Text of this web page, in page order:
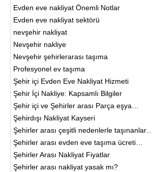
Evden eve nakliyat Önemli Notlar
Evden eve nakliyat sektörü
nevşehir nakliyat
Nevşehir nakliye
Nevşehir şehirlerarası taşıma
Profesyonel ev taşıma
Şehir içi Evden Eve Nakliyat Hizmeti
Şehir İçi Nakliye: Kapsamlı Bilgiler
Şehir içi ve Şehirler arası Parça eşya…
Şehirdışı Nakliyat Kayseri
Şehirler arası çeşitli nedenlerle taşınanlar…
Şehirler arası evden eve taşıma ücreti…
Şehirler Arası Nakliyat Fiyatlar
Şehirler arası nakliyat yasak mı?